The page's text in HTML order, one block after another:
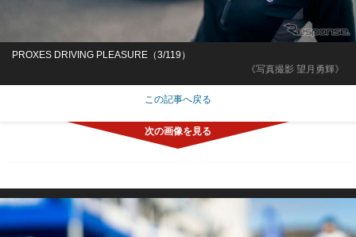
《写真撮影 望月勇輝》
PROXES DRIVING PLEASURE（3/119）
この記事へ戻る